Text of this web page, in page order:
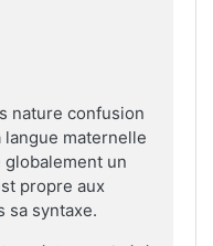
nature confusion
langue maternelle
un
propre aux
sa syntaxe.